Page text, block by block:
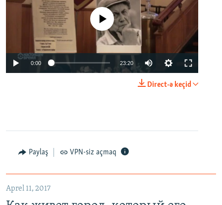
No media source currently available
0:00 23:20
Direct-ə keçid
Paylaş VPN-siz açmaq
Aprel 11, 2017